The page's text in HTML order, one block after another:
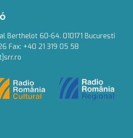
Berthelot 60-64. 010171 Bucuresti
Fax: +40 21 319 05 58